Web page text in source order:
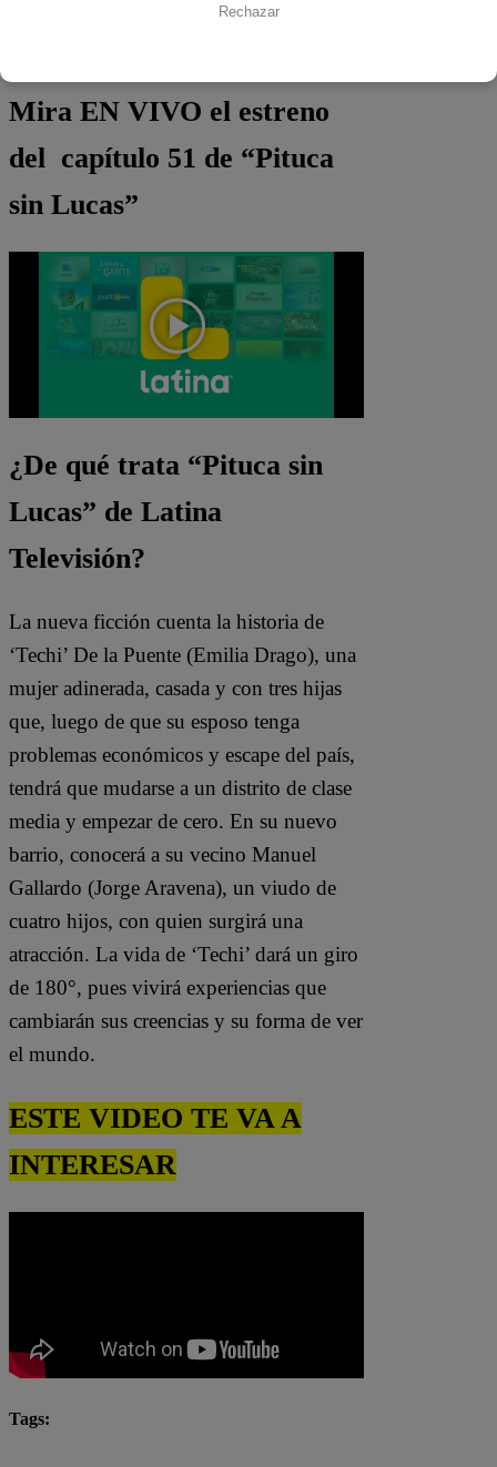
Mira EN VIVO el estreno
del capítulo 51 de “Pituca
sin Lucas”
¿De qué trata “Pituca sin
Lucas” de Latina
Televisión?
La nueva ficción cuenta la historia de
‘Techi’ De la Puente (Emilia Drago), una
mujer adinerada, casada y con tres hijas
que, luego de que su esposo tenga
problemas económicos y escape del país,
tendrá que mudarse a un distrito de clase
media y empezar de cero. En su nuevo
barrio, conocerá a su vecino Manuel
Gallardo (Jorge Aravena), un viudo de
cuatro hijos, con quien surgirá una
atracción. La vida de ‘Techi’ dará un giro
de 180°, pues vivirá experiencias que
cambiarán sus creencias y su forma de ver
el mundo.
ESTE VIDEO TE VA A
INTERESAR
Tags:
Rechazar